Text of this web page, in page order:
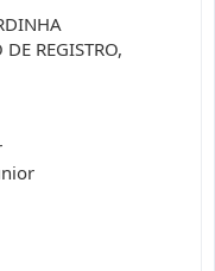
REGISTRO,